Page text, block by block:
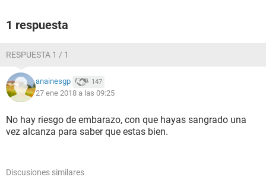
1 respuesta
RESPUESTA 1 / 1
anainesgp 147
27 ene 2018 a las 09:25
No hay riesgo de embarazo, con que hayas sangrado una
vez alcanza para saber que estas bien.
Discusiones similares